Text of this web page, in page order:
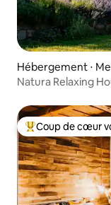
Hébergement ⋅
Natura Relaxing
Coups de cœur
Coup de cœur